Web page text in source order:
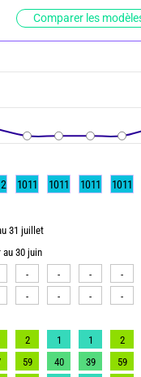
Comparer les
1011 1011 1011 1011
31 juillet
au 30 juin
- - - -
- - - -
2 1 1 2
59 40 39 59